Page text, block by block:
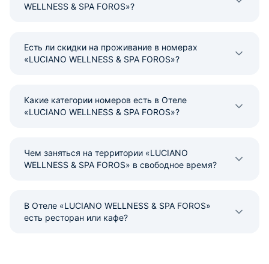
WELLNESS & SPA FOROS»?
Есть ли скидки на проживание в номерах
«LUCIANO WELLNESS & SPA FOROS»?
Какие категории номеров есть в Отеле
«LUCIANO WELLNESS & SPA FOROS»?
Чем заняться на территории «LUCIANO
WELLNESS & SPA FOROS» в свободное время?
В Отеле «LUCIANO WELLNESS & SPA FOROS»
есть ресторан или кафе?